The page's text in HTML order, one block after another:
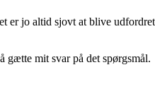
we
jo altid sjovt at blive
gætte mit svar på det spørgsmål.